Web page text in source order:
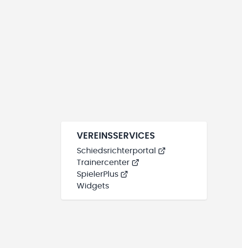
VEREINSSERVICES
Schiedsrichterportal
Trainercenter
SpielerPlus
Widgets